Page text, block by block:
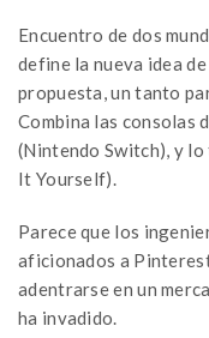
Encuentro de dos
define la nueva idea
propuesta, un tanto
Combina las consolas
(Nintendo Switch), y
It Yourself).
Parece que los
aficionados a
adentrarse en un
ha invadido.